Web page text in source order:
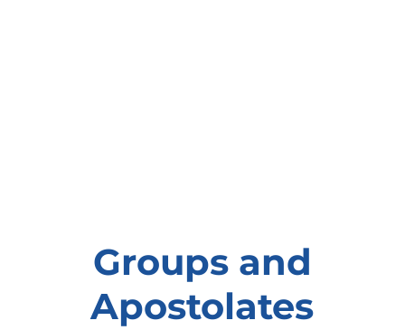
Groups and
Apostolates